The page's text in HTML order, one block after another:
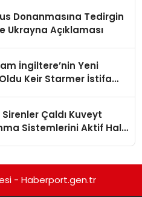
Donanmasına Tedirgin
Ukrayna Açıklaması
İngiltere’nin Yeni
Keir Starmer İstifa
Çaldı Kuveyt
Sistemlerini Aktif Hale
- Haberport.gen.tr